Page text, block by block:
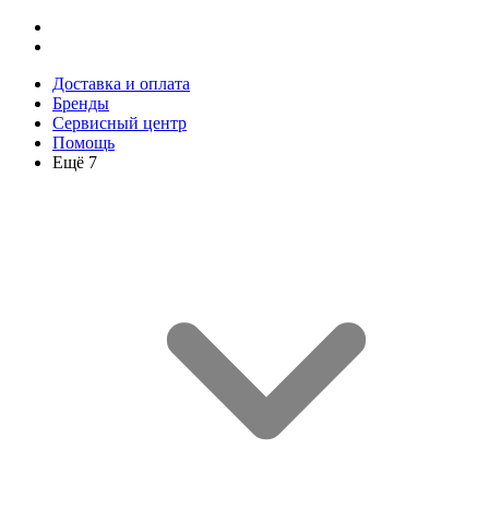
Доставка и оплата
Бренды
Сервисный центр
Помощь
Ещё 7